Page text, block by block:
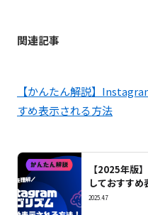
関連記事
【かんたん解説】
すめ表示される方法
【2025年版
しておすすめ
2025.4.7